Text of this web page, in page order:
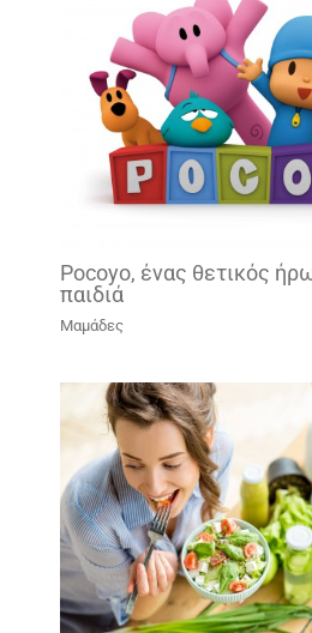
Pocoyo, ένας θετικός
παιδιά
Μαμάδες